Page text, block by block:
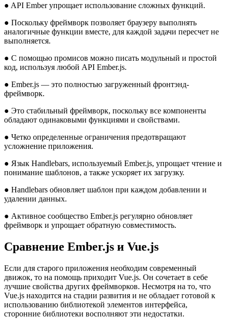
● API Ember упрощает использование сложных функций.
● Поскольку фреймворк позволяет браузеру выполнять
аналогичные функции вместе, для каждой задачи пересчет не
выполняется.
● С помощью промисов можно писать модульный и простой
код, используя любой API Ember.js.
● Ember.js — это полностью загруженный фронтэнд-
фреймворк.
● Это стабильный фреймворк, поскольку все компоненты
обладают одинаковыми функциями и свойствами.
● Четко определенные ограничения предотвращают
усложнение приложения.
● Язык Handlebars, используемый Ember.js, упрощает чтение и
понимание шаблонов, а также ускоряет их загрузку.
● Handlebars обновляет шаблон при каждом добавлении и
удалении данных.
● Активное сообщество Ember.js регулярно обновляет
фреймворк и упрощает обратную совместимость.
Сравнение Ember.js и Vue.js
Если для старого приложения необходим современный
движок, то на помощь приходит Vue.js. Он сочетает в себе
лучшие свойства других фреймворков. Несмотря на то, что
Vue.js находится на стадии развития и не обладает готовой к
использованию библиотекой элементов интерфейса,
сторонние библиотеки восполняют эти недостатки.